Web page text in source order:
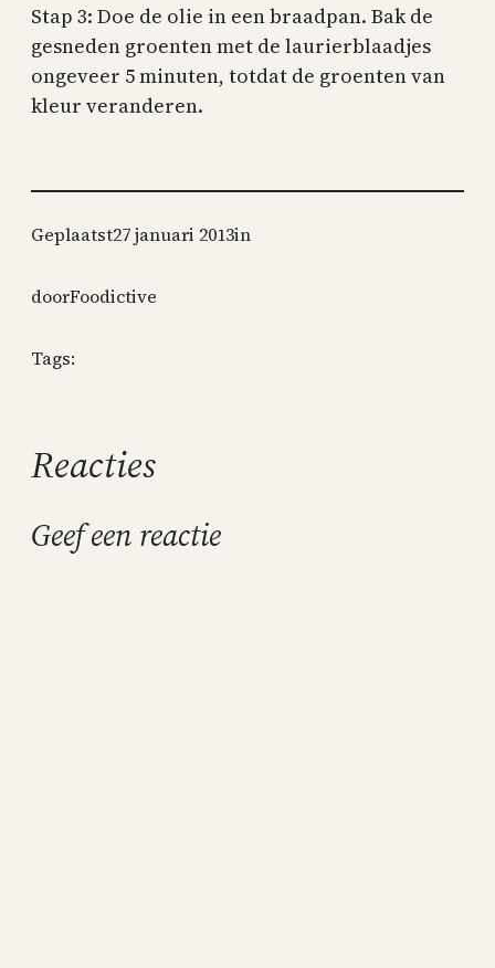
Stap 3: Doe de olie in een braadpan. Bak de
gesneden groenten met de laurierblaadjes
ongeveer 5 minuten, totdat de groenten van
kleur veranderen.
Geplaatst27 januari 2013in
doorFoodictive
Tags:
Reacties
Geef een reactie